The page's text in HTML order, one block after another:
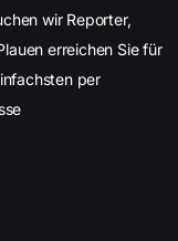
wir Reporter,
erreichen Sie für
per